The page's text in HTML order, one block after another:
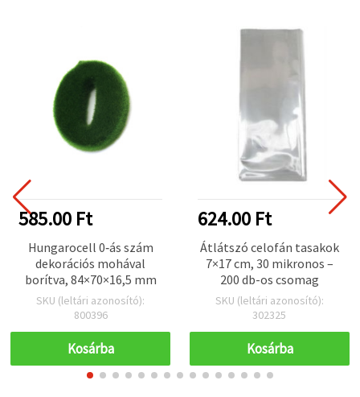
585.00 Ft
Hungarocell 0‑ás szám
dekorációs mohával
borítva, 84×70×16,5 mm
SKU (leltári azonosító):
800396
Kosárba
624.00 Ft
Átlátszó celofán tasakok
7×17 cm, 30 mikronos –
200 db-os csomag
SKU (leltári azonosító):
302325
Kosárba